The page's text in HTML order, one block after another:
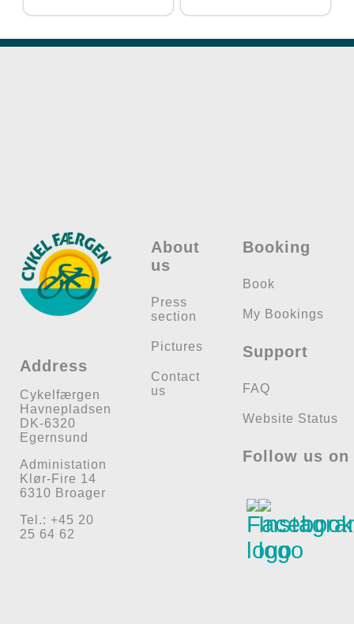
Address
Cykelfærgen
Havnepladsen
DK-6320
Egernsund
Administation
Klør-Fire 14
6310 Broager
Tel.: +45 20
25 64 62
About
us
Press
section
Pictures
Contact
us
Booking
Book
My Bookings
Support
FAQ
Website Status
Follow us on